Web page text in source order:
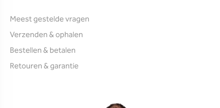
Meest gestelde vragen
Verzenden & ophalen
Bestellen & betalen
Retouren & garantie